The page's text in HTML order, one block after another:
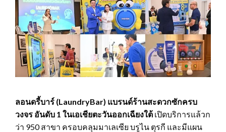
ลอนดรี้บาร์ (LaundryBar) แบรนด์ร้านสะดวกซักครบ
วงจร อันดับ 1 ในเอเชียตะวันออกเฉียงใต้ เปิดบริการแล้วก
ว่า 950 สาขา ครอบคลุมมาเลเซีย บรูไน ตุรกี และมีแผน